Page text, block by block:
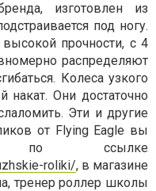
изготовлен из
под ногу.
прочности, с 4
распределяют
Колеса узкого
накат. Они достаточно
Эти и другие
от Flying Eagle вы
по ссылке
roliki/, в магазине
тренер роллер школы